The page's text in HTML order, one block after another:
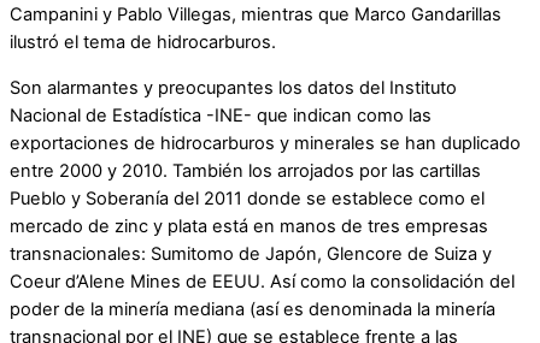
Campanini y Pablo Villegas, mientras que Marco Gandarillas
ilustró el tema de hidrocarburos.
Son alarmantes y preocupantes los datos del Instituto
Nacional de Estadística -INE- que indican como las
exportaciones de hidrocarburos y minerales se han duplicado
entre 2000 y 2010. También los arrojados por las cartillas
Pueblo y Soberanía del 2011 donde se establece como el
mercado de zinc y plata está en manos de tres empresas
transnacionales: Sumitomo de Japón, Glencore de Suiza y
Coeur d’Alene Mines de EEUU. Así como la consolidación del
poder de la minería mediana (así es denominada la minería
transnacional por el INE) que se establece frente a las